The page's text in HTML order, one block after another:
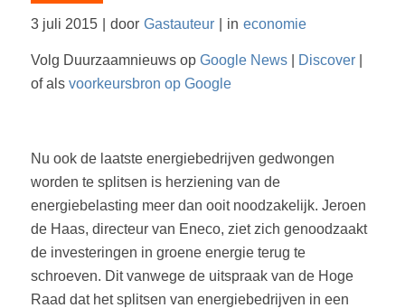
3 juli 2015 door Gastauteur in economie
Volg Duurzaamnieuws op Google News| Discover|
of als voorkeursbron op Google
Nu ook de laatste energiebedrijven gedwongen
worden te splitsen is herziening van de
energiebelasting meer dan ooit noodzakelijk. Jeroen
de Haas, directeur van Eneco, ziet zich genoodzaakt
de investeringen in groene energie terug te
schroeven. Dit vanwege de uitspraak van de Hoge
Raad dat het splitsen van energiebedrijven in een